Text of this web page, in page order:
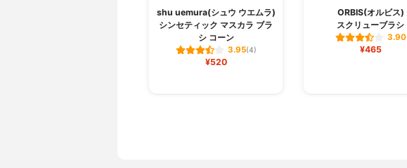
shu uemura(シュウ ウエムラ)
シンセティック マスカラ ブラ
シ コーン
3.95(4)
¥520
ORBIS(オルビス)
スクリューブラシ
3.90
¥465